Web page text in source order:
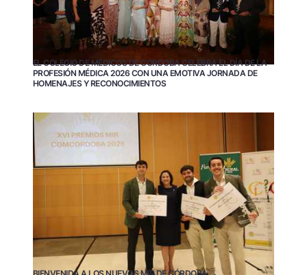
EL COLEGIO DE MÉDICOS DE CÓRDOBA CELEBRA EL DÍA DE LA
PROFESIÓN MÉDICA 2026 CON UNA EMOTIVA JORNADA DE
HOMENAJES Y RECONOCIMIENTOS